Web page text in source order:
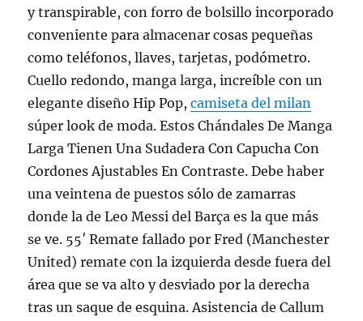
y transpirable, con forro de bolsillo incorporado
conveniente para almacenar cosas pequeñas
como teléfonos, llaves, tarjetas, podómetro.
Cuello redondo, manga larga, increíble con un
elegante diseño Hip Pop,camiseta del milan
súper look de moda. Estos Chándales De Manga
Larga Tienen Una Sudadera Con Capucha Con
Cordones Ajustables En Contraste. Debe haber
una veintena de puestos sólo de zamarras
donde la de Leo Messi del Barça es la que más
se ve. 55′ Remate fallado por Fred (Manchester
United) remate con la izquierda desde fuera del
área que se va alto y desviado por la derecha
tras un saque de esquina. Asistencia de Callum